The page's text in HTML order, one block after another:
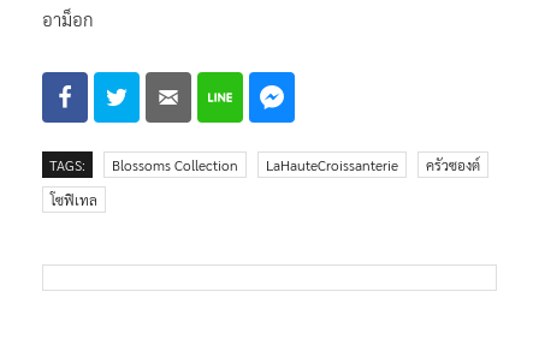
อาม็อก
TAGS: Blossoms Collection LaHauteCroissanterie
ครัวซองต์
โซฟิเทล